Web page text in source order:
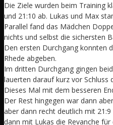
Die Ziele wurden beim Training
und 21:10 ab. Lukas und Max
Parallel fand das Mädchen
nichts und selbst die sichersten
Den ersten Durchgang konnten
Rhede abgeben.
Im dritten Durchgang gingen
lauerten darauf kurz vor Schluss
Dieses Mal mit dem besseren
Der Rest hingegen war dann
aber dann recht deutlich mit
dann mit Lukas die Revanche